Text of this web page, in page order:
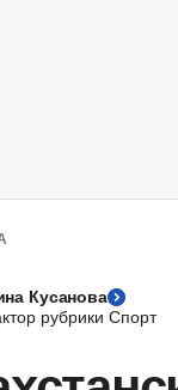
Кусанова
рубрики Спорт